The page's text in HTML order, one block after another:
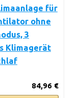
für
ohne
3
Klimagerät
84,96 €